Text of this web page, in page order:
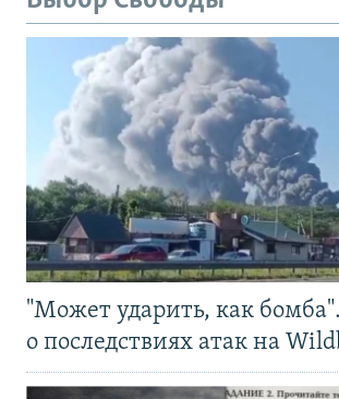
"Может ударить, как
о последствиях атак на